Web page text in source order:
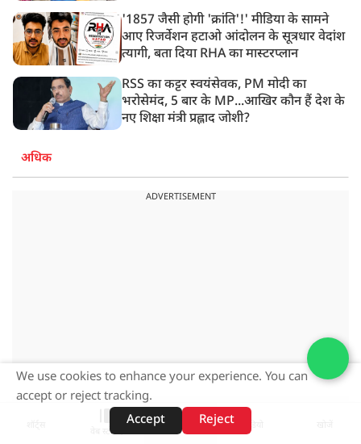
'1857 जैसी होगी 'क्रांति'!' मीडिया के सामने
आए रिजर्वेशन हटाओ आंदोलन के सूत्रधार वेदांश
त्यागी, बता दिया RHA का मास्टरप्लान
RSS का कट्टर स्वयंसेवक, PM मोदी का
भरोसेमंद, 5 बार के MP...आखिर कौन हैं देश के
नए शिक्षा मंत्री प्रह्लाद जोशी?
अधिक
ADVERTISEMENT
ADVERTISEMENT
वेब स्टोरीज़
We use cookies to enhance your experience. You can
accept or reject tracking.
Accept
Reject